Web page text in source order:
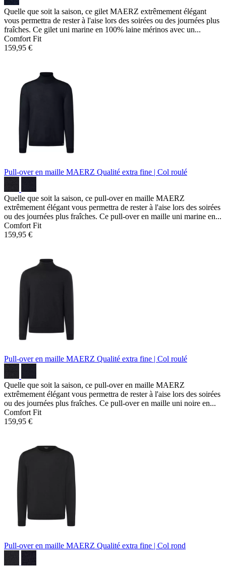
Quelle que soit la saison, ce gilet MAERZ extrêmement élégant
vous permettra de rester à l'aise lors des soirées ou des journées plus
fraîches. Ce gilet uni marine en 100% laine mérinos avec un...
Comfort Fit
159,95 €
Pull-over en maille MAERZ Qualité extra fine | Col roulé
Quelle que soit la saison, ce pull-over en maille MAERZ
extrêmement élégant vous permettra de rester à l'aise lors des soirées
ou des journées plus fraîches. Ce pull-over en maille uni marine en...
Comfort Fit
159,95 €
Pull-over en maille MAERZ Qualité extra fine | Col roulé
Quelle que soit la saison, ce pull-over en maille MAERZ
extrêmement élégant vous permettra de rester à l'aise lors des soirées
ou des journées plus fraîches. Ce pull-over en maille uni noire en...
Comfort Fit
159,95 €
Pull-over en maille MAERZ Qualité extra fine | Col rond